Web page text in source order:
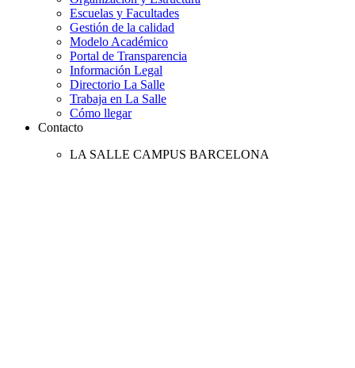
Escuelas y Facultades
Gestión de la calidad
Modelo Académico
Portal de Transparencia
Información Legal
Directorio La Salle
Trabaja en La Salle
Cómo llegar
Contacto
LA SALLE CAMPUS BARCELONA